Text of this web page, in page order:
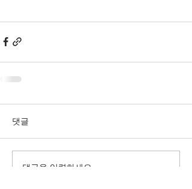
댓글
댓글을 입력하세요.